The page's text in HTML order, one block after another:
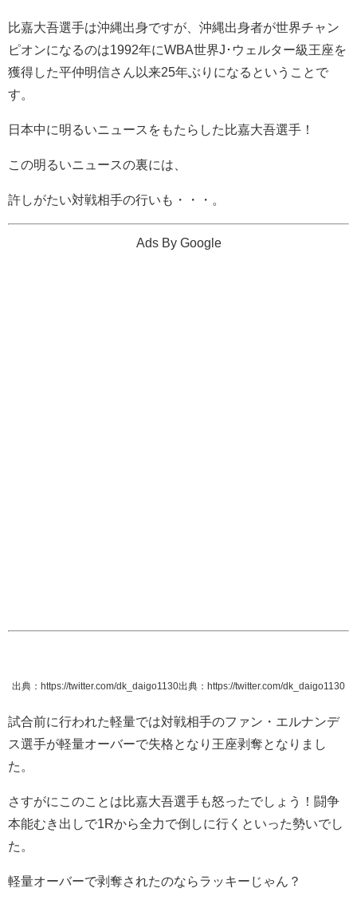
比嘉大吾選手は沖縄出身ですが、沖縄出身者が世界チャン
ピオンになるのは1992年にWBA世界J･ウェルター級王座を
獲得した平仲明信さん以来25年ぶりになるということで
す。
日本中に明るいニュースをもたらした比嘉大吾選手！
この明るいニュースの裏には、
許しがたい対戦相手の行いも・・・。
Ads By Google
出典：https://twitter.com/dk_daigo1130出典：https://twitter.com/dk_daigo1130
試合前に行われた軽量では対戦相手のファン・エルナンデ
ス選手が軽量オーバーで失格となり王座剥奪となりまし
た。
さすがにこのことは比嘉大吾選手も怒ったでしょう！闘争
本能むき出しで1Rから全力で倒しに行くといった勢いでし
た。
軽量オーバーで剥奪されたのならラッキーじゃん？